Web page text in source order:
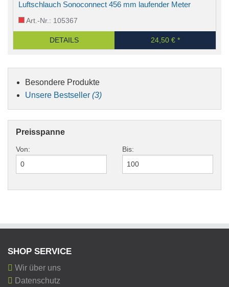
Luftschlauch Sonoconnect 456 mm laufender Meter
Art.-Nr.: 105367
DETAILS 24,50 € *
Besondere Produkte
Unsere Bestseller (3)
Preisspanne
Von: Bis:
SHOP SERVICE
Wir über uns
Datenschutz